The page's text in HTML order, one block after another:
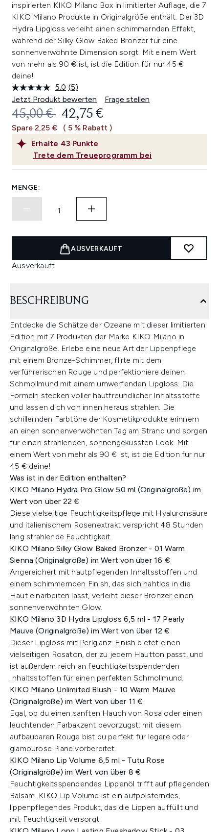
inspirierten KIKO Milano Box in limitierter Auflage, die 7
KIKO Milano Produkte in Originalgröße enthält. Der 3D
Hydra Lipgloss verleiht einen schimmernden Effekt,
während der Silky Glow Baked Bronzer für eine
sonnenverwöhnte Dimension sorgt. Mit einem Wert
von mehr als 90 € ist, ist die Edition für nur 45 €
deine!​
5.0 5
Bewertungen
lesen.
Link
auf
derselben
(5)
Jetzt Produkt bewerten
Frage stellen
Erhalte 43 Punkte
Trete dem Treueprogramm bei
UNVERBINDLICHE
45,00 € AKTUELLER PREIS:
42,75 €
Spare 2,25 € ( 5 % Rabatt )
MENGE:
AUSVERKAUFT
Ausverkauft
BESCHREIBUNG
Entdecke die Schätze der Ozeane mit dieser limitierten
Edition mit 7 Produkten der Marke KIKO Milano in
Originalgröße. Erlebe eine neue Art der Lippenpflege
mit einem Bronze-Schimmer, flirte mit dem
verführerischen Rouge und perfektioniere deinen
Schmollmund mit einem umwerfenden Lipgloss. Die
Formeln stecken voller hautfreundlicher Inhaltsstoffe
und lassen dich von innen heraus strahlen. Die
schillernden Farbtöne der Kosmetikprodukte erinnern
an einen sonnenverwöhnten Tag am Strand und sorgen
für einen strahlenden, sonnengeküssten Look. Mit
einem Wert von mehr als 90 € ist, ist die Edition für nur
45 € deine!
Was ist in der Edition enthalten?​
KIKO Milano Hydra Pro Glow 50 ml (Originalgröße) im
Wert von über 22 €
Diese vielseitige Feuchtigkeitspflege mit Hyaluronsäure
und italienischem Rosenextrakt verspricht 48 Stunden
lang strahlende Feuchtigkeit.​
KIKO Milano Silky Glow Baked Bronzer - 01 Warm
Sienna (Originalgröße) im Wert von über 16 €
Angereichert mit hautpflegenden Inhaltsstoffen und
einem schimmernden Finish, das sich nahtlos in die
Haut einarbeiten lässt, verleiht dieser Bronzer einen
sonnenverwöhnten Glow. ​
KIKO Milano 3D Hydra Lipgloss 6,5 ml - 17 Pearly
Mauve (Originalgröße) im Wert von über 12 €
Dieser Lipgloss mit Perlglanz-Finish bietet einen
vielseitigen Rosaton, der zu jedem Hautton passt, und
ist außerdem reich an feuchtigkeitsspendenden
Inhaltsstoffen für einen perfekten Schmollmund.​
KIKO Milano Unlimited Blush - 10 Warm Mauve
(Originalgröße) im Wert von über 11 €
Egal, ob du einen sanften Hauch von Rosa oder einen
leuchtenden Farbakzent bevorzugst: mit diesem
aufbaubaren Rouge bist du perfekt für legere oder
glamouröse Pläne vorbereitet.​
KIKO Milano Lip Volume 6,5 ml - Tutu Rose
(Originalgröße) im Wert von über 8 €
Feuchtigkeitsspendendes Lippenöl trifft auf pflegenden
Balsam. KIKO Lip Volume ist ein aufpolsterndes,
lippenpflegendes Produkt, das die Lippen auffüllt und
mit Feuchtigkeit versorgt.​